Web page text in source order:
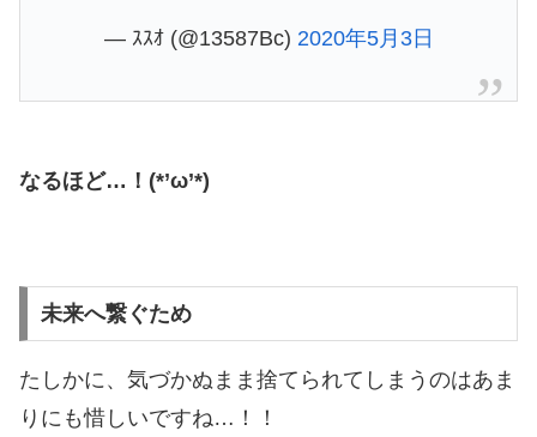
— ｽｽｵ (@13587Bc) 2020年5月3日
なるほど…！(*’ω’*)
未来へ繋ぐため
たしかに、気づかぬまま捨てられてしまうのはあま
りにも惜しいですね…！！